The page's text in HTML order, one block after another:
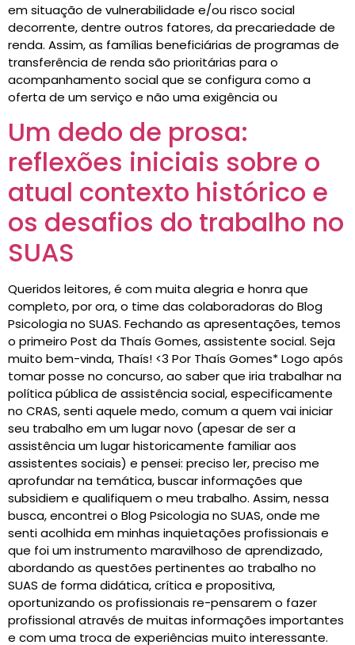
em situação de vulnerabilidade e/ou risco social
decorrente, dentre outros fatores, da precariedade de
renda. Assim, as famílias beneficiárias de programas de
transferência de renda são prioritárias para o
acompanhamento social que se configura como a
oferta de um serviço e não uma exigência ou
Um dedo de prosa:
reflexões iniciais sobre o
atual contexto histórico e
os desafios do trabalho no
SUAS
Queridos leitores, é com muita alegria e honra que
completo, por ora, o time das colaboradoras do Blog
Psicologia no SUAS. Fechando as apresentações, temos
o primeiro Post da Thaís Gomes, assistente social. Seja
muito bem-vinda, Thaís! <3 Por Thaís Gomes* Logo após
tomar posse no concurso, ao saber que iria trabalhar na
política pública de assistência social, especificamente
no CRAS, senti aquele medo, comum a quem vai iniciar
seu trabalho em um lugar novo (apesar de ser a
assistência um lugar historicamente familiar aos
assistentes sociais) e pensei: preciso ler, preciso me
aprofundar na temática, buscar informações que
subsidiem e qualifiquem o meu trabalho. Assim, nessa
busca, encontrei o Blog Psicologia no SUAS, onde me
senti acolhida em minhas inquietações profissionais e
que foi um instrumento maravilhoso de aprendizado,
abordando as questões pertinentes ao trabalho no
SUAS de forma didática, crítica e propositiva,
oportunizando os profissionais re-pensarem o fazer
profissional através de muitas informações importantes
e com uma troca de experiências muito interessante.